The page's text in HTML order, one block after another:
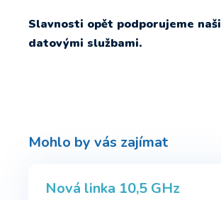
Slavnosti opět podporujeme
datovými službami.
Mohlo by vás zajímat
Nová linka 10,5 GHz